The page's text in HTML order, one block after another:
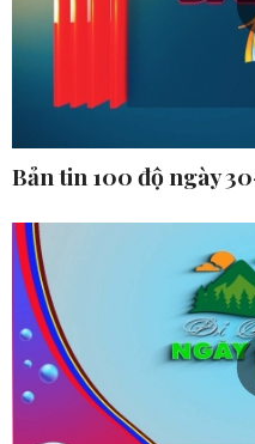
Bản tin 100 độ ngày